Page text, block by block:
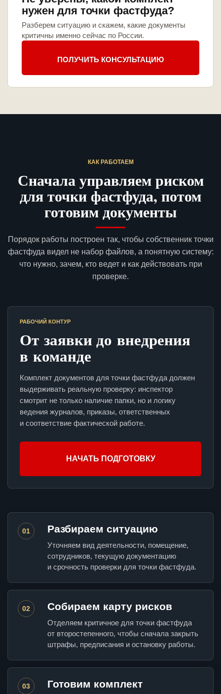
нужен для точки фастфуда?
Разберем ситуацию и скажем, какие документы
критичны именно сейчас по России.
ПОЛУЧИТЬ КОНСУЛЬТАЦИЮ
КАК РАБОТАЕМ
Сначала управляем риском
для точки фастфуда, потом
готовим документы
Порядок работы построен так, чтобы собственник точки
фастфуда видел не набор файлов, а понятную систему:
что нужно, зачем, кто ведет и как действовать при
проверке.
РАБОЧИЙ КОНТУР
От заявки до внедрения
в команде
Комплект документов для точки фастфуда должен
выдерживать реальную проверку: инспектор
смотрит не только наличие папки, но и логику
ведения журналов, приказы, ответственных
и соответствие фактической работе.
НАЧАТЬ ПОДГОТОВКУ
01 Разбираем ситуацию
Уточняем вид деятельности, помещение,
сотрудников, текущую документацию
и срочность проверки для точки фастфуда.
02 Собираем карту рисков
Отделяем критичное для точки фастфуда
от второстепенного, чтобы сначала закрыть
штрафы, предписания и остановку работы.
03 Готовим комплект